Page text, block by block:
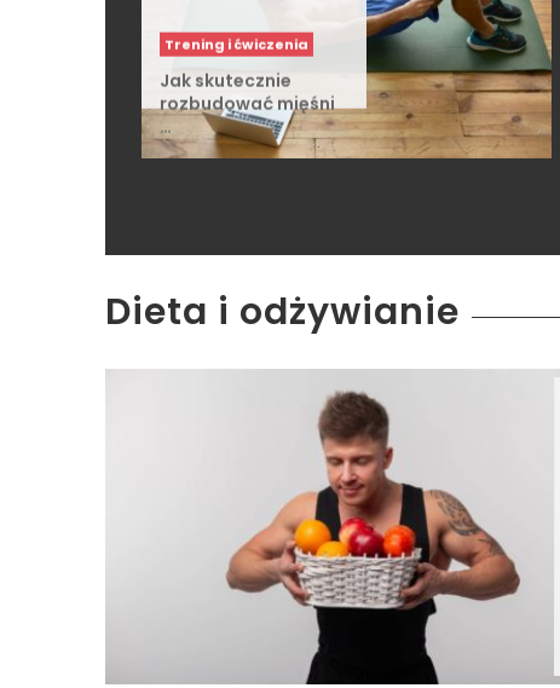
Trening i ćwiczenia
Jak skutecznie
rozbudować mięśni
…
Dieta i odżywianie